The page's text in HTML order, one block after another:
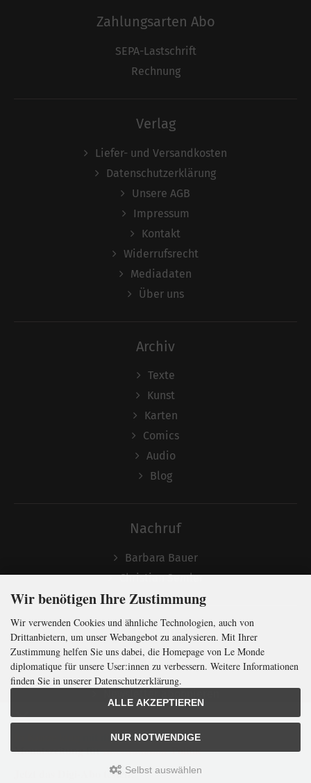
mit der weltweitgrößten
MonatszeitungfürinternationalePolitik
Jetzt das Digi-Abo testen:
Zahlungsarten Abo
SEPA-Lastschrift
Rechnung
Verlag
Liefer- und Versandkosten
Datenschutzerklärung
Unsere AGB
Impressum
Kontakt
Widerrufsrecht
Mediadaten
Über uns
Archiv
Texte
Kunst
Karten
Comics
Audio
Blog
Nachruf
Barbara Bauer
Christian Semler
Folgen
LMd © 2026 | Template © 2009-2026 bymodified eCommerce Shopsoftware
Wir benötigen Ihre Zustimmung
Wir verwenden Cookies und ähnliche Technologien, auch von
Drittanbietern, um unser Webangebot zu analysieren. Mit Ihrer
Zustimmung helfen Sie uns dabei, die Homepage von Le Monde
diplomatique für unsere User:innen zu verbessern. Weitere Informationen
finden Sie in unserer Datenschutzerklärung.
ALLE AKZEPTIEREN
NUR NOTWENDIGE
Selbst auswählen